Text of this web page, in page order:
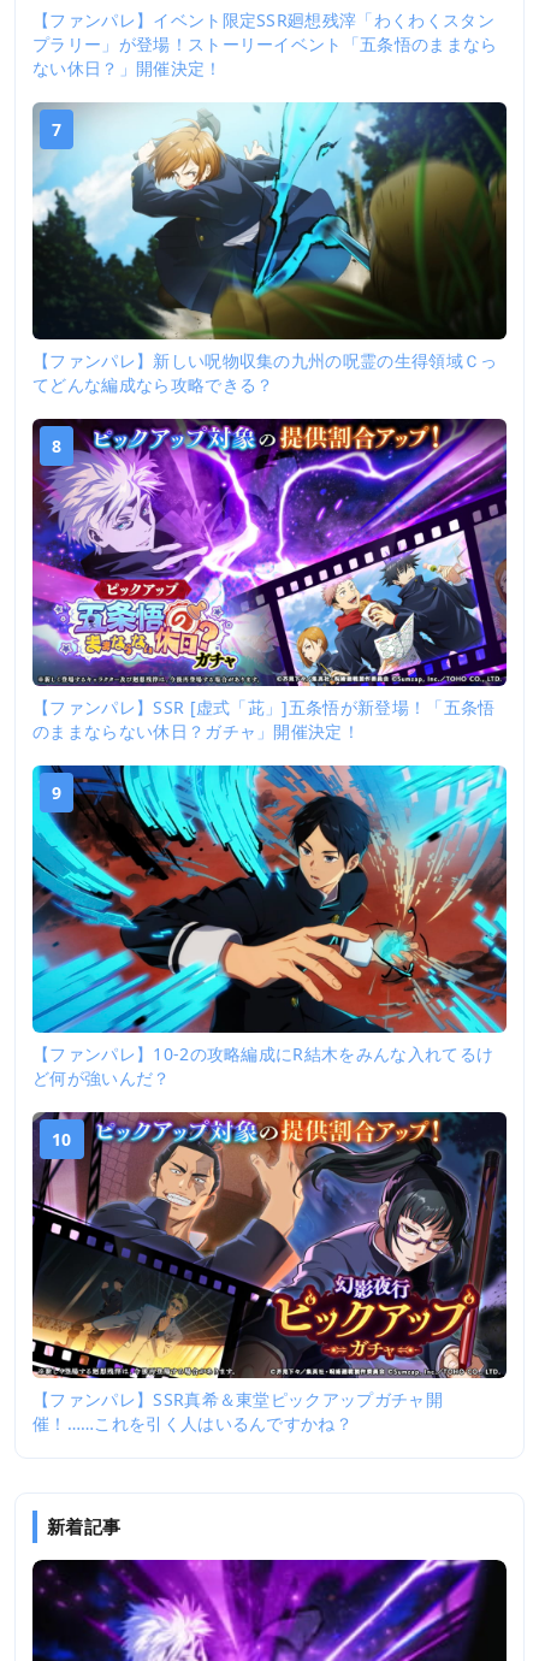
【ファンパレ】イベント限定SSR廻想残滓「わくわくスタン
プラリー」が登場！ストーリーイベント「五条悟のままなら
ない休日？」開催決定！
7
【ファンパレ】新しい呪物収集の九州の呪霊の生得領域Ｃっ
てどんな編成なら攻略できる？
8
【ファンパレ】SSR [虚式「茈」]五条悟が新登場！「五条悟
のままならない休日？ガチャ」開催決定！
9
【ファンパレ】10-2の攻略編成にR結木をみんな入れてるけ
ど何が強いんだ？
10
【ファンパレ】SSR真希＆東堂ピックアップガチャ開
催！……これを引く人はいるんですかね？
新着記事